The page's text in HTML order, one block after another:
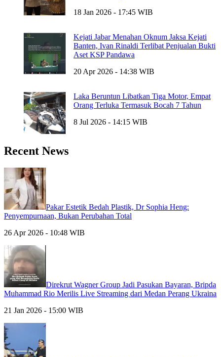
18 Jan 2026 - 17:45 WIB
Kejati Jabar Menahan Oknum Jaksa Kejati
Banten, Ivan Rinaldi Terlibat Penjualan Bukti
Aset KSP Pandawa
20 Apr 2026 - 14:38 WIB
Laka Beruntun Libatkan Tiga Motor, Empat
Orang Terluka Termasuk Bocah 7 Tahun
8 Jul 2026 - 14:15 WIB
Recent News
Pakar Estetik Bedah Plastik, Dr Sophia Heng:
Penyempurnaan, Bukan Perubahan Total
26 Apr 2026 - 10:48 WIB
Direkrut Wagner Group Jadi Pasukan Bayaran, Bripda
Muhammad Rio Merilis Live Streaming dari Medan Perang Ukraina
21 Jan 2026 - 15:00 WIB